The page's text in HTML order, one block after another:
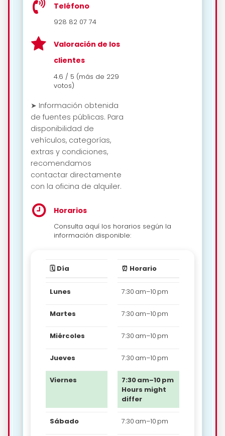
Teléfono
928 82 07 74
Valoración de los
clientes
4.6 / 5 (más de 229
votos)
➤ Información obtenida
de fuentes públicas. Para
disponibilidad de
vehículos, categorías,
extras y condiciones,
recomendamos
contactar directamente
con la oficina de alquiler.
Horarios
Consulta aquí los horarios según la
información disponible:
🗓️ Día ⏰ Horario
Lunes 7:30 am–10 pm
Martes 7:30 am–10 pm
Miércoles 7:30 am–10 pm
Jueves 7:30 am–10 pm
Viernes
7:30 am–10 pm
Hours might
differ
Sábado 7:30 am–10 pm